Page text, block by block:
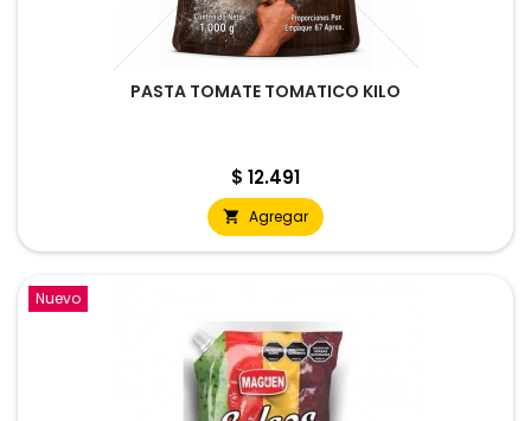
PASTA TOMATE TOMATICO KILO
Precio
$ 12.491
 Agregar
Nuevo